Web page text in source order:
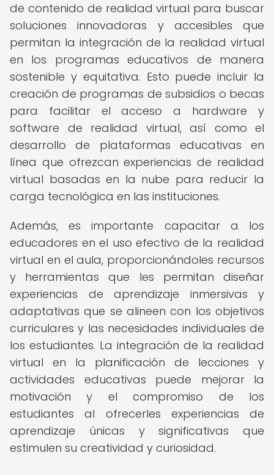
de contenido de realidad virtual para buscar
soluciones innovadoras y accesibles que
permitan la integración de la realidad virtual
en los programas educativos de manera
sostenible y equitativa. Esto puede incluir la
creación de programas de subsidios o becas
para facilitar el acceso a hardware y
software de realidad virtual, así como el
desarrollo de plataformas educativas en
línea que ofrezcan experiencias de realidad
virtual basadas en la nube para reducir la
carga tecnológica en las instituciones.
Además, es importante capacitar a los
educadores en el uso efectivo de la realidad
virtual en el aula, proporcionándoles recursos
y herramientas que les permitan diseñar
experiencias de aprendizaje inmersivas y
adaptativas que se alineen con los objetivos
curriculares y las necesidades individuales de
los estudiantes. La integración de la realidad
virtual en la planificación de lecciones y
actividades educativas puede mejorar la
motivación y el compromiso de los
estudiantes al ofrecerles experiencias de
aprendizaje únicas y significativas que
estimulen su creatividad y curiosidad.